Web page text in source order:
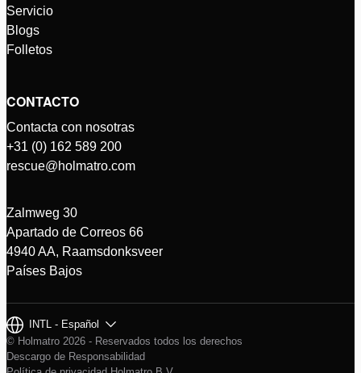
Servicio
Blogs
Folletos
CONTACTO
Contacta con nosotras
+31 (0) 162 589 200
rescue@holmatro.com
Zalmweg 30
Apartado de Correos 66
4940 AA, Raamsdonksveer
Países Bajos
INTL - Español
© Holmatro 2026 - Reservados todos los derechos
Descargo de Responsabilidad